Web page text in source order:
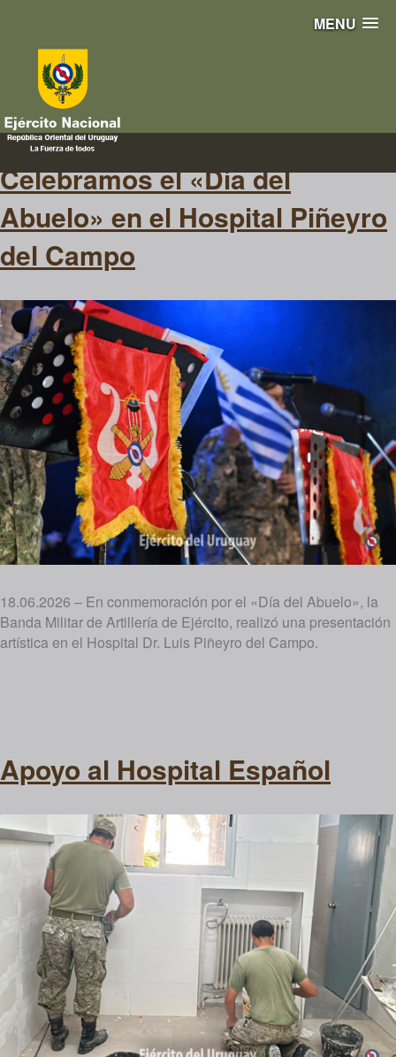
MENU
hospital
Celebramos el «Día del
Abuelo» en el Hospital Piñeyro
del Campo
18.06.2026 – En conmemoración por el «Día del Abuelo», la
Banda Militar de Artillería de Ejército, realizó una presentación
artística en el Hospital Dr. Luis Piñeyro del Campo.
Apoyo al Hospital Español